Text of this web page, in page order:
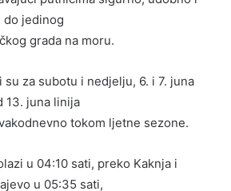
do jedinog
grada na moru.
za subotu i nedjelju, 6. i 7. juna
13. juna linija
tokom ljetne sezone.
u 04:10 sati, preko Kaknja i
u 05:35 sati,